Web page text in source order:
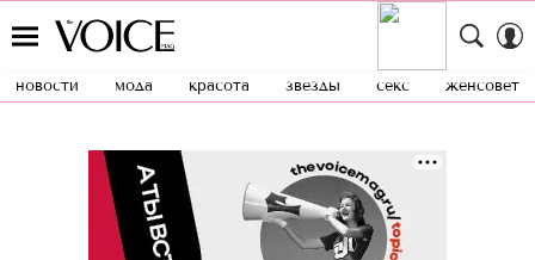
новости мода красота звезды секс женсовет